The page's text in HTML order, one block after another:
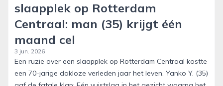
slaapplek op Rotterdam
Centraal: man (35) krijgt één
maand cel
3 jun. 2026
Een ruzie over een slaapplek op Rotterdam Centraal kostte
een 70-jarige dakloze verleden jaar het leven. Yanko Y. (35)